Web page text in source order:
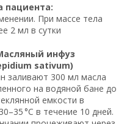
пациента:
При массе тела
2 мл в сутки
инфуз
sativum)
заливают 300 мл масла
на водяной бане до
емкости в
°C в течение 10 дней.